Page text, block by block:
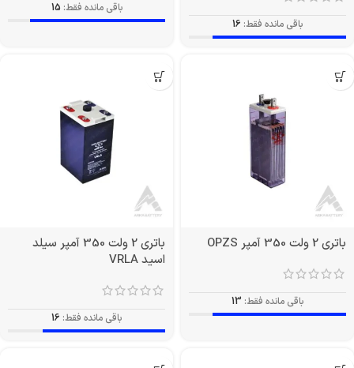
باقی مانده فقط: 16
باقی مانده فقط: 15
باتری 2 ولت 350 آمپر OPZS
باقی مانده فقط: 13
باتری 2 ولت 350 آمپر سیلد
اسید VRLA
باقی مانده فقط: 16